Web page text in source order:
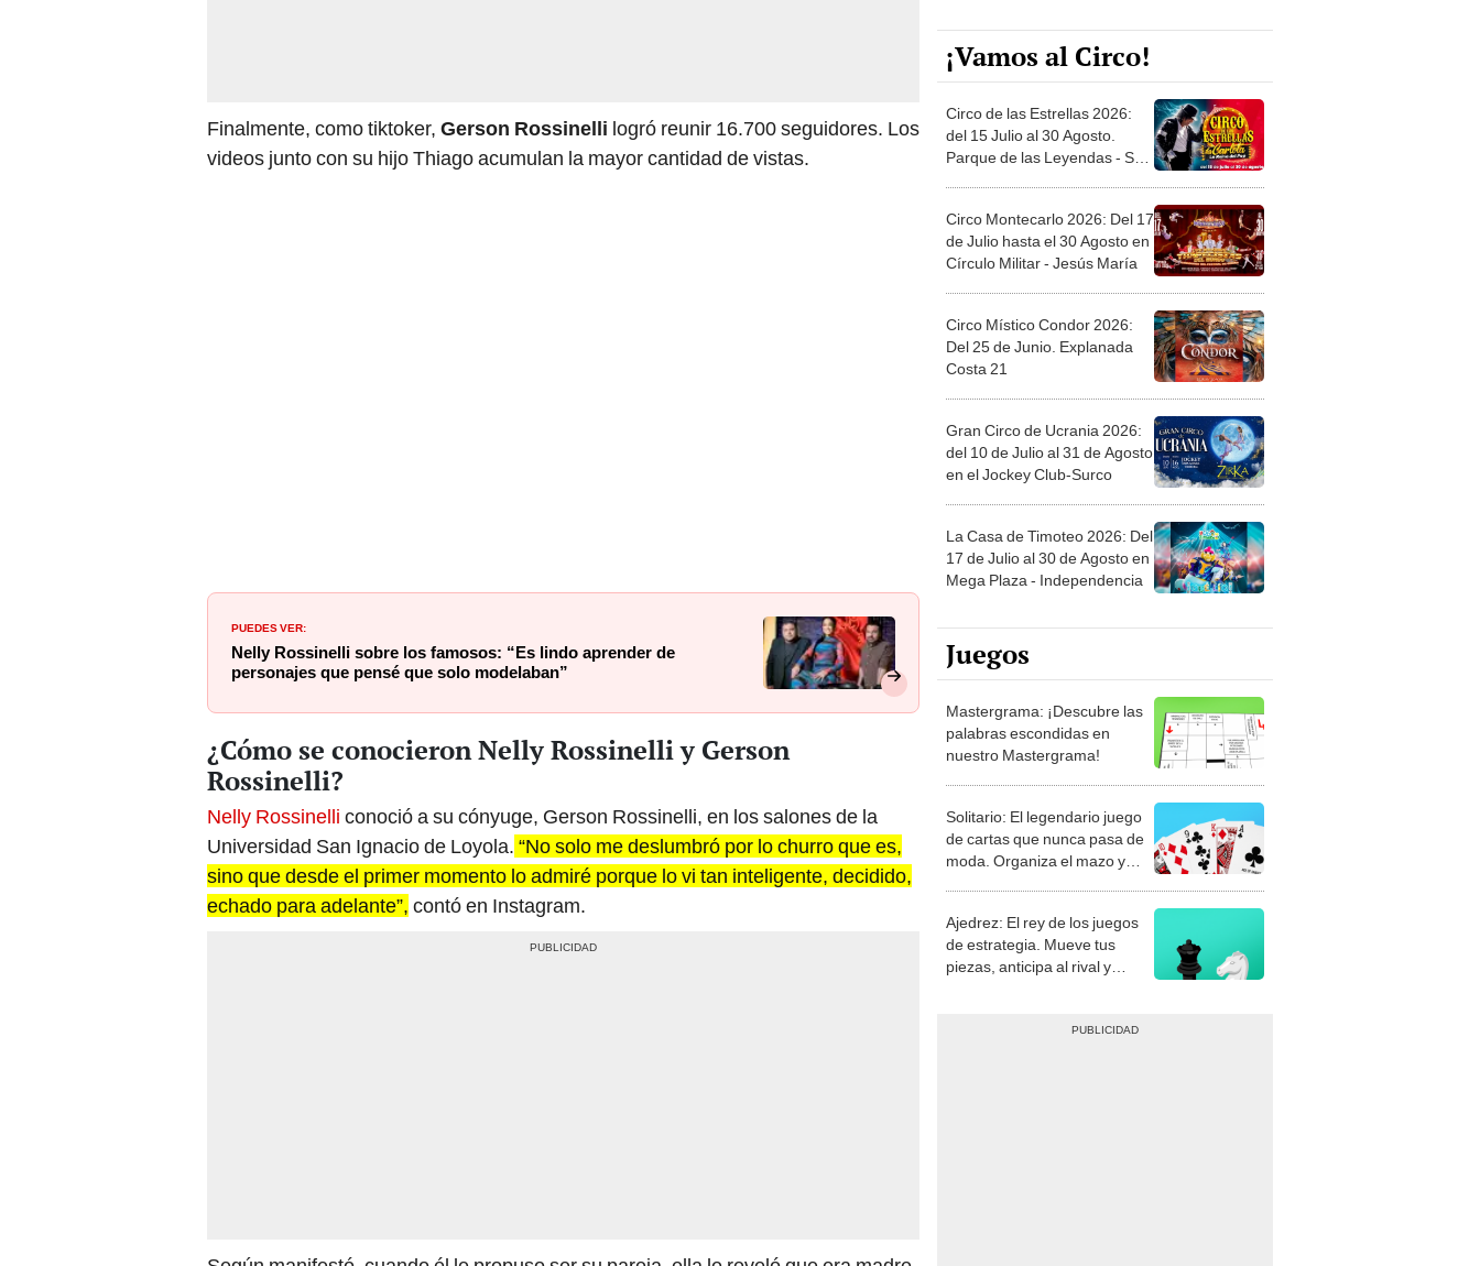
Finalmente, como tiktoker, Gerson Rossinelli logró reunir 16.700 seguidores. Los
videos junto con su hijo Thiago acumulan la mayor cantidad de vistas.
PUEDES VER:
Nelly Rossinelli sobre los famosos: “Es lindo aprender de
personajes que pensé que solo modelaban”
¿Cómo se conocieron Nelly Rossinelli y Gerson
Rossinelli?
Nelly Rossinelli conoció a su cónyuge, Gerson Rossinelli, en los salones de la
Universidad San Ignacio de Loyola. “No solo me deslumbró por lo churro que es,
sino que desde el primer momento lo admiré porque lo vi tan inteligente, decidido,
echado para adelante”, contó en Instagram.
¡Vamos al Circo!
Circo de las Estrellas 2026:
del 15 Julio al 30 Agosto.
Parque de las Leyendas - San
Circo Montecarlo 2026: Del 17
de Julio hasta el 30 Agosto en
Círculo Militar - Jesús María
Circo Místico Condor 2026:
Del 25 de Junio. Explanada
Costa 21
Gran Circo de Ucrania 2026:
del 10 de Julio al 31 de Agosto
en el Jockey Club-Surco
La Casa de Timoteo 2026: Del
17 de Julio al 30 de Agosto en
Mega Plaza - Independencia
Juegos
Mastergrama: ¡Descubre las
palabras escondidas en
nuestro Mastergrama!
Solitario: El legendario juego
de cartas que nunca pasa de
moda. Organiza el mazo y
Ajedrez: El rey de los juegos
de estrategia. Mueve tus
piezas, anticipa al rival y